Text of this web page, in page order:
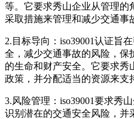
等。它要求秀山企业从管理的
采取措施来管理和减少交通事
2.目标导向：iso39001认证旨
全，减少交通事故的风险，保
的生命和财产安全。它要求秀
政策，并分配适当的资源来支
3.风险管理：iso39001要求秀
识别潜在的交通安全风险，并